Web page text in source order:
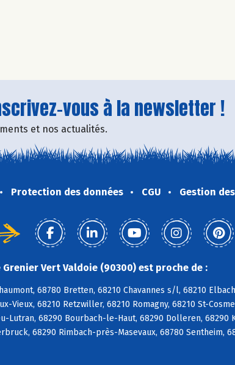
vous à la newsletter !
et nos actualités.
Protection des données CGU Gestion
Vert Valdoie (90300) est proche de :
68780 Bretten, 68210 Chavannes s/l, 68210
Vieux, 68210 Retzwiller, 68210 Romagny, 68210 St-
Lutran, 68290 Bourbach-le-Haut, 68290 Dolleren, 68290
68290 Rimbach-près-Masevaux, 68780 Sentheim,